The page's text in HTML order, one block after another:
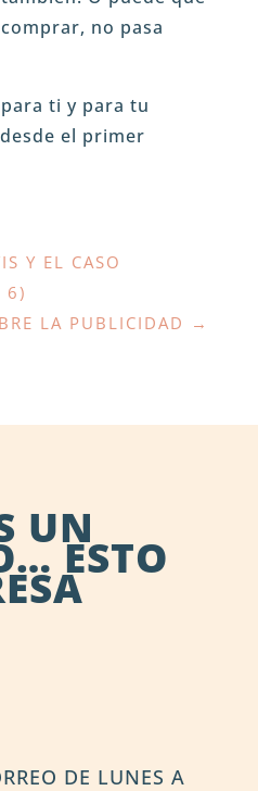
no pasa
ti y para tu
el primer
Y EL CASO
6)
LA PUBLICIDAD →
UN
ESTO
DE LUNES A